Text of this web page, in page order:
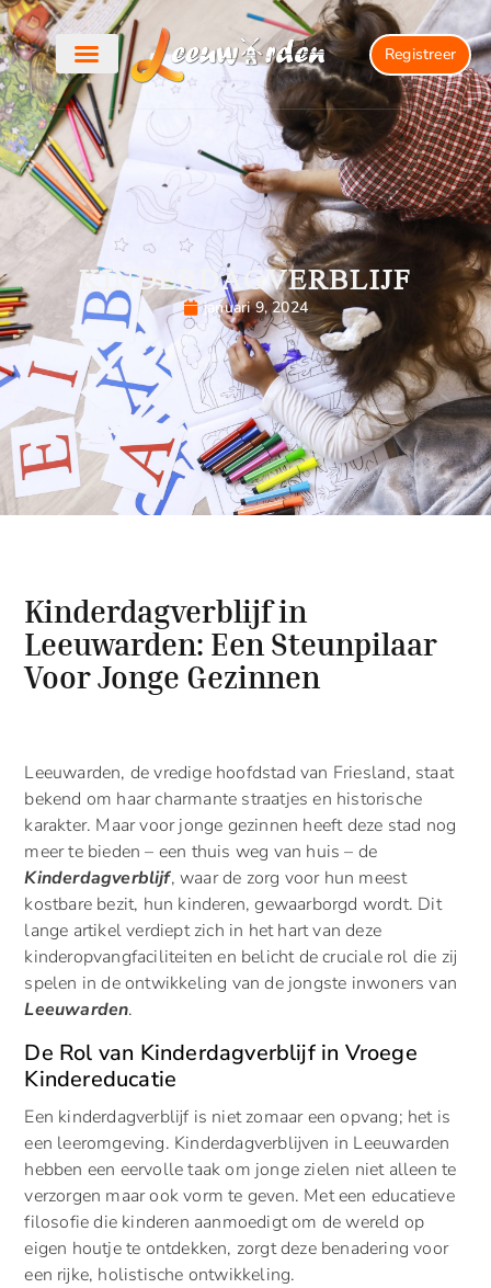
Registreer
KINDERDAGVERBLIJF
januari 9, 2024
Kinderdagverblijf in
Leeuwarden: Een Steunpilaar
Voor Jonge Gezinnen
Leeuwarden, de vredige hoofdstad van Friesland, staat
bekend om haar charmante straatjes en historische
karakter. Maar voor jonge gezinnen heeft deze stad nog
meer te bieden – een thuis weg van huis – de
Kinderdagverblijf, waar de zorg voor hun meest
kostbare bezit, hun kinderen, gewaarborgd wordt. Dit
lange artikel verdiept zich in het hart van deze
kinderopvangfaciliteiten en belicht de cruciale rol die zij
spelen in de ontwikkeling van de jongste inwoners van
Leeuwarden.
De Rol van Kinderdagverblijf in Vroege
Kindereducatie
Een kinderdagverblijf is niet zomaar een opvang; het is
een leeromgeving. Kinderdagverblijven in Leeuwarden
hebben een eervolle taak om jonge zielen niet alleen te
verzorgen maar ook vorm te geven. Met een educatieve
filosofie die kinderen aanmoedigt om de wereld op
eigen houtje te ontdekken, zorgt deze benadering voor
een rijke, holistische ontwikkeling.